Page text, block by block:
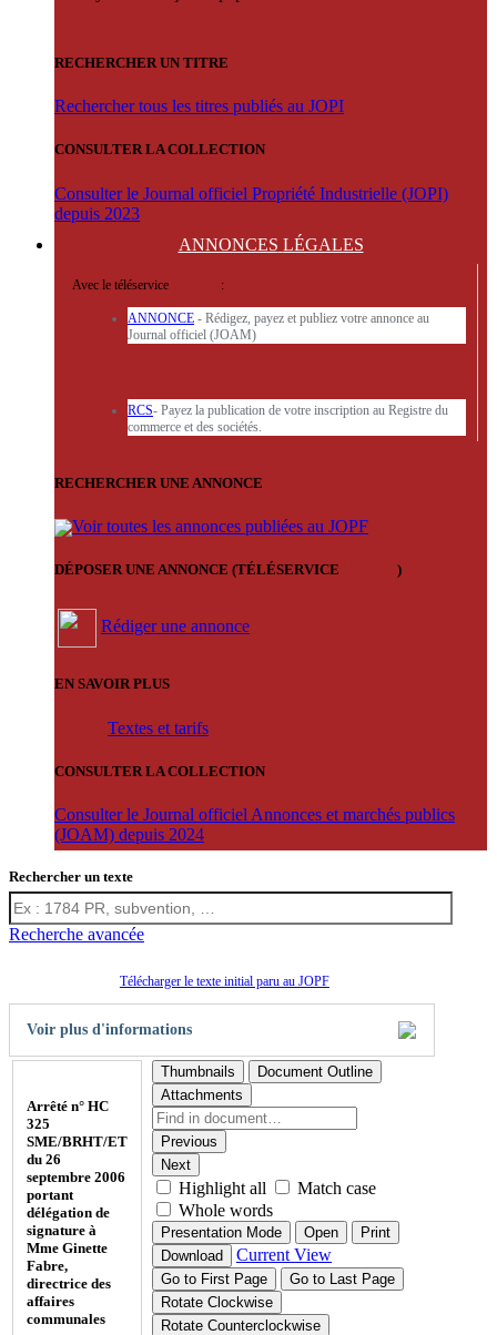
RECHERCHER UN TITRE
Rechercher tous les titres publiés au JOPI
CONSULTER LA COLLECTION
Consulter le Journal officiel Propriété Industrielle (JOPI)
depuis 2023
ANNONCES LÉGALES
Avec le téléservice :
ANNONCE - Rédigez, payez et publiez votre annonce au
Journal officiel (JOAM)
RCS- Payez la publication de votre inscription au Registre du
commerce et des sociétés.
RECHERCHER UNE ANNONCE
Voir toutes les annonces publiées au JOPF
DÉPOSER UNE ANNONCE (TÉLÉSERVICE )
Rédiger une annonce
EN SAVOIR PLUS
Textes et tarifs
CONSULTER LA COLLECTION
Consulter le Journal officiel Annonces et marchés publics
(JOAM) depuis 2024
Rechercher un texte
Recherche avancée
Télécharger le texte initial paru au JOPF
Voir plus d'informations
Arrêté n° HC
325
SME/BRHT/ET
du 26
septembre 2006
portant
délégation de
signature à
Mme Ginette
Fabre,
directrice des
affaires
communales
Thumbnails
Document Outline
Attachments
Previous
Next
Highlight all
Match case
Whole words
Presentation Mode Open
Print
Download
Current View
Go to First Page
Go to Last Page
Rotate Clockwise
Rotate Counterclockwise